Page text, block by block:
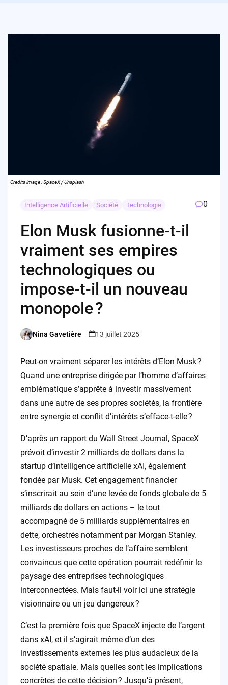
Credits image : SpaceX / Unsplash
Intelligence Artificielle Société Technologie 0
Elon Musk fusionne-t-il
vraiment ses empires
technologiques ou
impose-t-il un nouveau
monopole ?
Posted
Nina Gavetière 13 juillet 2025
Peut-on vraiment séparer les intérêts d’Elon Musk ?
Quand une entreprise dirigée par l’homme d’affaires
emblématique s’apprête à investir massivement
dans une autre de ses propres sociétés, la frontière
entre synergie et conflit d’intérêts s’efface-t-elle ?
D’après un rapport du Wall Street Journal, SpaceX
prévoit d’investir 2 milliards de dollars dans la
startup d’intelligence artificielle xAI, également
fondée par Musk. Cet engagement financier
s’inscrirait au sein d’une levée de fonds globale de 5
milliards de dollars en actions – le tout
accompagné de 5 milliards supplémentaires en
dette, orchestrés notamment par Morgan Stanley.
Les investisseurs proches de l’affaire semblent
convaincus que cette opération pourrait redéfinir le
paysage des entreprises technologiques
interconnectées. Mais faut-il voir ici une stratégie
visionnaire ou un jeu dangereux ?
C’est la première fois que SpaceX injecte de l’argent
dans xAI, et il s’agirait même d’un des
investissements externes les plus audacieux de la
société spatiale. Mais quelles sont les implications
concrètes de cette décision ? Jusqu’à présent,